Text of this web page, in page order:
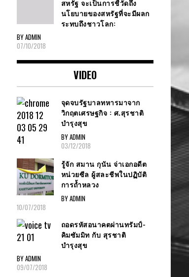
สหรัฐ จะเป็นการชี้วัดถึง
นโยบายของสหรัฐที่จะมีผลก
ระทบถึงชาวโลก:
BY ADMIN
07/10/2018
VIDEO
จุดจบรัฐบาลทหารมาจาก
วิกฤตเศรษฐกิจ : ศ.สุรชาติ
บำรุงสุข
BY ADMIN
03/12/2018
รู้จัก สมาน กุนัน จ่าเอกอดีต
หน่วยซีล ผู้สละชีพในปฏิบัติ
การถ้ำหลวง
BY ADMIN
10/07/2018
ถอดรหัสอนาคตผ่านทรัมป์-
คิมซัมมิท กับ สุรชาติ
บำรุงสุข
BY ADMIN
09/07/2018